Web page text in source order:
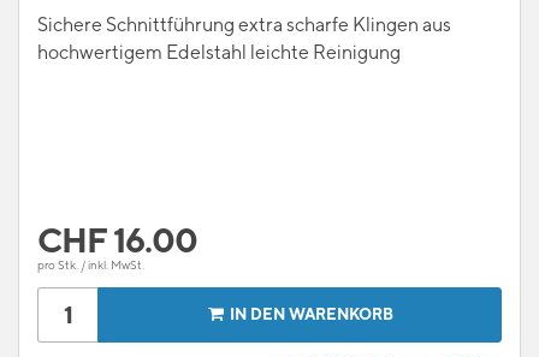
Sichere Schnittführung extra scharfe Klingen aus
hochwertigem Edelstahl leichte Reinigung
CHF16.00
pro Stk. / inkl. MwSt.
IN DEN WARENKORB